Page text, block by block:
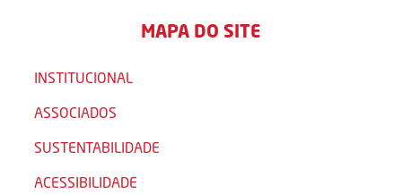
MAPA DO SITE
INSTITUCIONAL
ASSOCIADOS
SUSTENTABILIDADE
ACESSIBILIDADE